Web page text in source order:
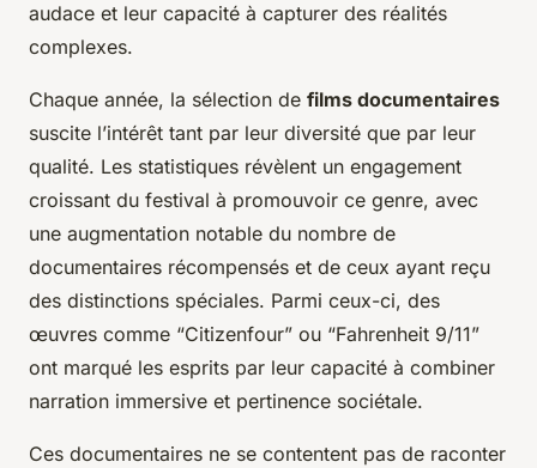
audace et leur capacité à capturer des réalités
complexes.
Chaque année, la sélection de films documentaires
suscite l’intérêt tant par leur diversité que par leur
qualité. Les statistiques révèlent un engagement
croissant du festival à promouvoir ce genre, avec
une augmentation notable du nombre de
documentaires récompensés et de ceux ayant reçu
des distinctions spéciales. Parmi ceux-ci, des
œuvres comme “Citizenfour” ou “Fahrenheit 9/11”
ont marqué les esprits par leur capacité à combiner
narration immersive et pertinence sociétale.
Ces documentaires ne se contentent pas de raconter